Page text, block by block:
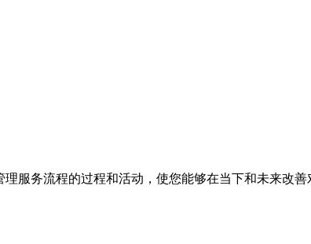
理服务流程的过程和活动，使您能够在当下和未来改善